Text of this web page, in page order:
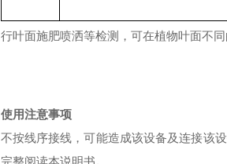
行叶面施肥喷洒等检测，可在植物叶面不
使用注意事项
不按线序接线，可能造成该设备及连接该
完整阅读本说明书。